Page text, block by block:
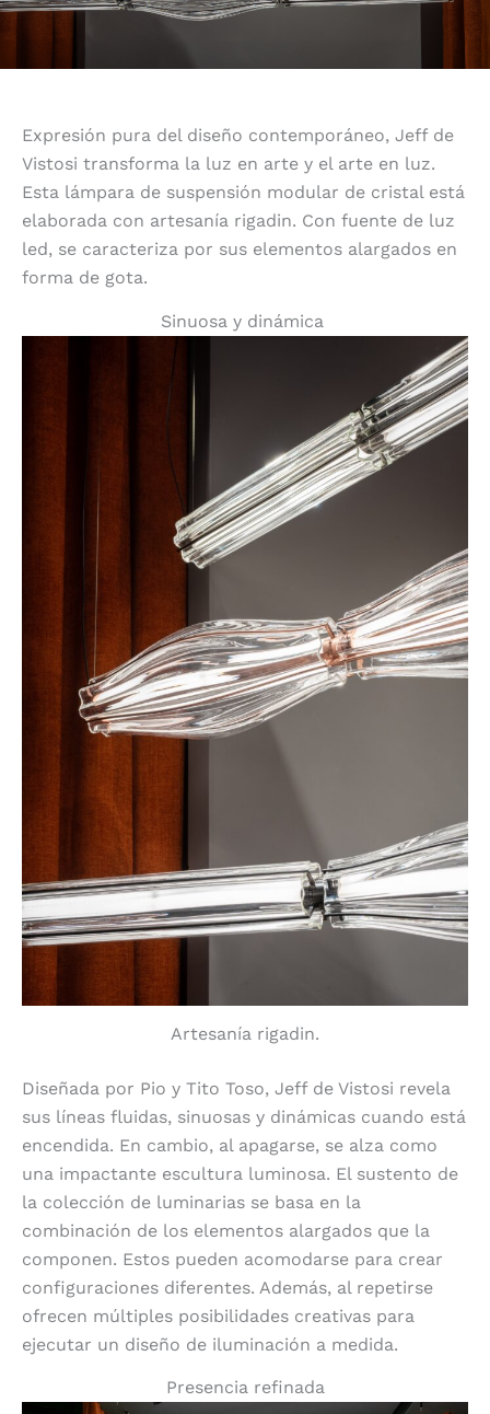
Expresión pura del diseño contemporáneo, Jeff de
Vistosi transforma la luz en arte y el arte en luz.
Esta lámpara de suspensión modular de cristal está
elaborada con artesanía rigadin. Con fuente de luz
led, se caracteriza por sus elementos alargados en
forma de gota.
Sinuosa y dinámica
Artesanía rigadin.
Diseñada por Pio y Tito Toso, Jeff de Vistosi revela
sus líneas fluidas, sinuosas y dinámicas cuando está
encendida. En cambio, al apagarse, se alza como
una impactante escultura luminosa. El sustento de
la colección de luminarias se basa en la
combinación de los elementos alargados que la
componen. Estos pueden acomodarse para crear
configuraciones diferentes. Además, al repetirse
ofrecen múltiples posibilidades creativas para
ejecutar un diseño de iluminación a medida.
Presencia refinada